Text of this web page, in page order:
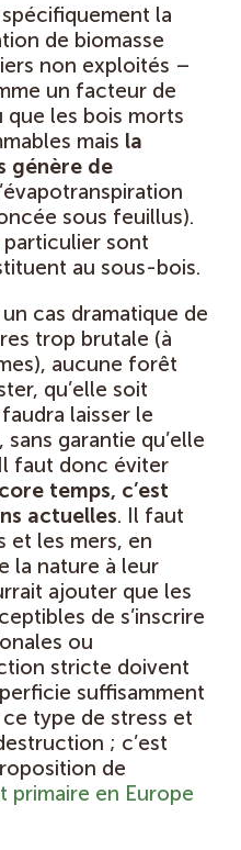
la
de biomasse
non exploités –
un facteur de
que les bois morts
mais la
génère de
sous feuillus).
particulier sont
au sous-bois.
cas dramatique de
trop brutale (à
aucune forêt
qu’elle soit
laisser le
garantie qu’elle
faut donc éviter
temps, c’est
actuelles. Il faut
et les mers, en
la nature à leur
ajouter que les
de s’inscrire
ou
stricte doivent
suffisamment
type de stress et
; c’est
de
primaire en Europe